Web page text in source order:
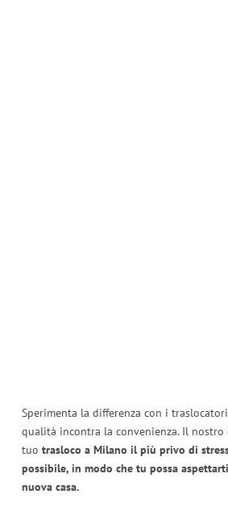
Sperimenta la differenza con i
qualità incontra la convenienza. Il
tuo trasloco a Milano il più privo di
possibile, in modo che tu possa
nuova casa.